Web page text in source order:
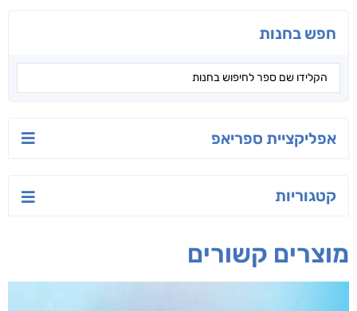
חפש בחנות
אפליקציית ספריאפ
קטגוריות
מוצרים קשורים